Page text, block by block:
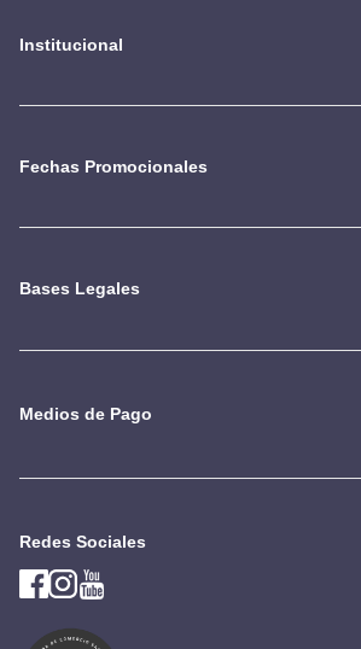
Institucional
Fechas Promocionales
Bases Legales
Medios de Pago
Redes Sociales